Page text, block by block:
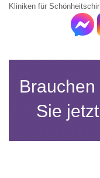
Kliniken für
Sie